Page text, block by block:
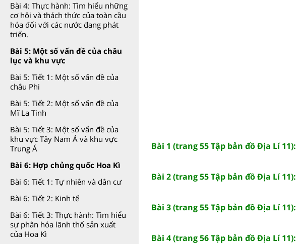
Bài 4: Thực hành: Tìm hiểu những
cơ hội và thách thức của toàn cầu
hóa đối với các nước đang phát
triển.
Bài 5: Một số vấn đề của châu
lục và khu vực
Bài 5: Tiết 1: Một số vấn đề của
châu Phi
Bài 5: Tiết 2: Một số vấn đề của
Mĩ La Tinh
Bài 5: Tiết 3: Một số vấn đề của
khu vực Tây Nam Á và khu vực
Trung Á
Bài 6: Hợp chủng quốc Hoa Kì
Bài 6: Tiết 1: Tự nhiên và dân cư
Bài 6: Tiết 2: Kinh tế
Bài 6: Tiết 3: Thực hành: Tìm hiểu
sự phân hóa lãnh thổ sản xuất
của Hoa Kì
Bài 1 (trang 55 Tập bản đồ Địa Lí 11):
Bài 2 (trang 55 Tập bản đồ Địa Lí 11):
Bài 3 (trang 55 Tập bản đồ Địa Lí 11):
Bài 4 (trang 56 Tập bản đồ Địa Lí 11):